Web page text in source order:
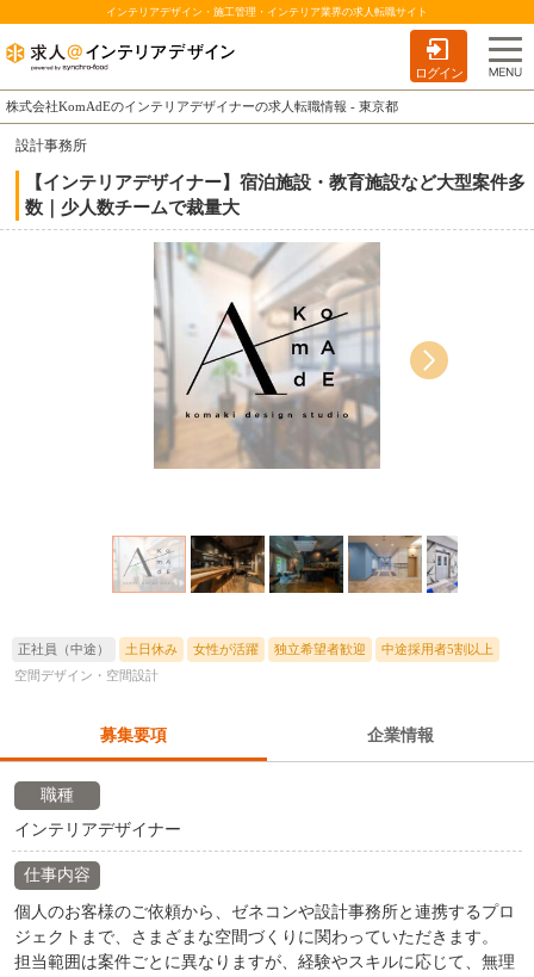
インテリアデザイン・施工管理・インテリア業界の求人転職サイト
ログイン
株式会社KomAdEのインテリアデザイナーの求人転職情報 - 東京都
設計事務所
【インテリアデザイナー】宿泊施設・教育施設など大型案件多
数｜少人数チームで裁量大
正社員（中途） 土日休み 女性が活躍 独立希望者歓迎
中途採用者5割以上
空間デザイン・空間設計
募集要項 企業情報
職種
インテリアデザイナー
仕事内容
個人のお客様のご依頼から、ゼネコンや設計事務所と連携するプロ
ジェクトまで、さまざまな空間づくりに関わっていただきます。
担当範囲は案件ごとに異なりますが、経験やスキルに応じて、無理